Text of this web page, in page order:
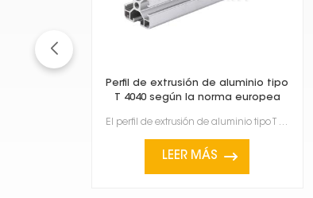
Perfil de extrusión de aluminio tipo
T 4040 según la norma europea
El perfil de extrusión de aluminio tipo T 4040, que cumple con las normas europeas, es un material m...
LEER MÁS